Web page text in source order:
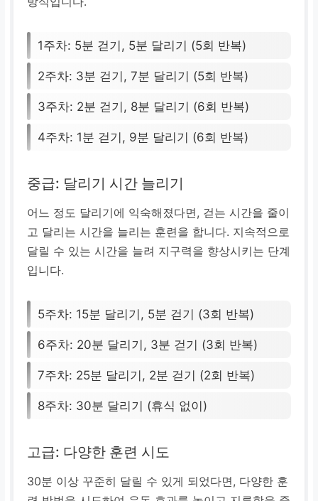
1주차: 5분 걷기, 5분 달리기 (5회 반복)
2주차: 3분 걷기, 7분 달리기 (5회 반복)
3주차: 2분 걷기, 8분 달리기 (6회 반복)
4주차: 1분 걷기, 9분 달리기 (6회 반복)
중급: 달리기 시간 늘리기
어느 정도 달리기에 익숙해졌다면, 걷는 시간을 줄이
고 달리는 시간을 늘리는 훈련을 합니다. 지속적으로
달릴 수 있는 시간을 늘려 지구력을 향상시키는 단계
입니다.
5주차: 15분 달리기, 5분 걷기 (3회 반복)
6주차: 20분 달리기, 3분 걷기 (3회 반복)
7주차: 25분 달리기, 2분 걷기 (2회 반복)
8주차: 30분 달리기 (휴식 없이)
고급: 다양한 훈련 시도
30분 이상 꾸준히 달릴 수 있게 되었다면, 다양한 훈